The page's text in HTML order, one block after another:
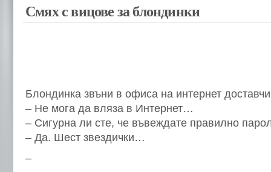
Смях с вицове за блондинки
Блондинка звъни в офиса на интернет
– Не мога да вляза в Интернет…
– Сигурна ли сте, че въвеждате правилно
– Да. Шест звездички…
–